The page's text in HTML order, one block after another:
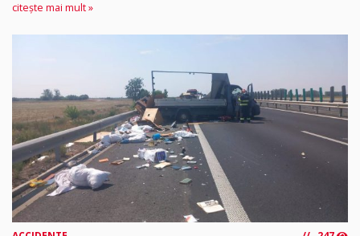
citește mai mult »